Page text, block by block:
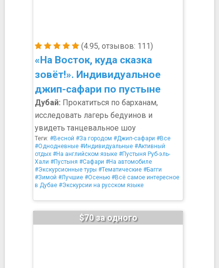
(4.95, отзывов: 111)
«На Восток, куда сказка
зовёт!». Индивидуальное
джип-сафари по пустыне
Дубай: Прокатиться по барханам,
исследовать лагерь бедуинов и
увидеть танцевальное шоу
Теги: #Весной #За городом #Джип-сафари #Все
#Однодневные #Индивидуальные #Активный
отдых #На английском языке #Пустыня Руб-эль-
Хали #Пустыня #Сафари #На автомобиле
#Экскурсионные туры #Тематические #Багги
#Зимой #Лучшие #Осенью #Всё самое интересное
в Дубае #Экскурсии на русском языке
$70 за одного